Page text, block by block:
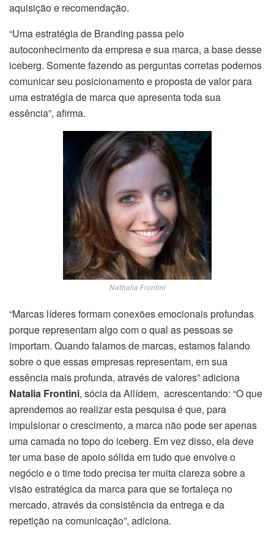
aquisição e recomendação.
“Uma estratégia de Branding passa pelo
autoconhecimento da empresa e sua marca, a base desse
iceberg. Somente fazendo as perguntas corretas podemos
comunicar seu posicionamento e proposta de valor para
uma estratégia de marca que apresenta toda sua
essência”, afirma.
Nathalia Frontini
“Marcas líderes formam conexões emocionais profundas
porque representam algo com o qual as pessoas se
importam. Quando falamos de marcas, estamos falando
sobre o que essas empresas representam, em sua
essência mais profunda, através de valores” adiciona
Natalia Frontini, sócia da Allídem, acrescentando: “O que
aprendemos ao realizar esta pesquisa é que, para
impulsionar o crescimento, a marca não pode ser apenas
uma camada no topo do iceberg. Em vez disso, ela deve
ter uma base de apoio sólida em tudo que envolve o
negócio e o time todo precisa ter muita clareza sobre a
visão estratégica da marca para que se fortaleça no
mercado, através da consistência da entrega e da
repetição na comunicação”, adiciona.